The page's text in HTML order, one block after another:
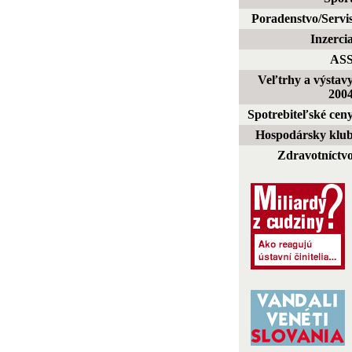
Poradenstvo/
Inzercia
Veľtrhy a
Spotrebiteľské
Hospodársky